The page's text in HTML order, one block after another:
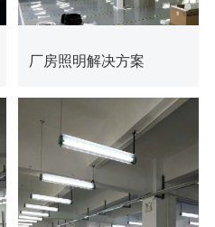
查看更多
厂房照明解决方案